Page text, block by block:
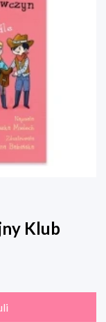
Klub